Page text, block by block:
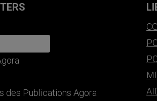
des Publications Agora